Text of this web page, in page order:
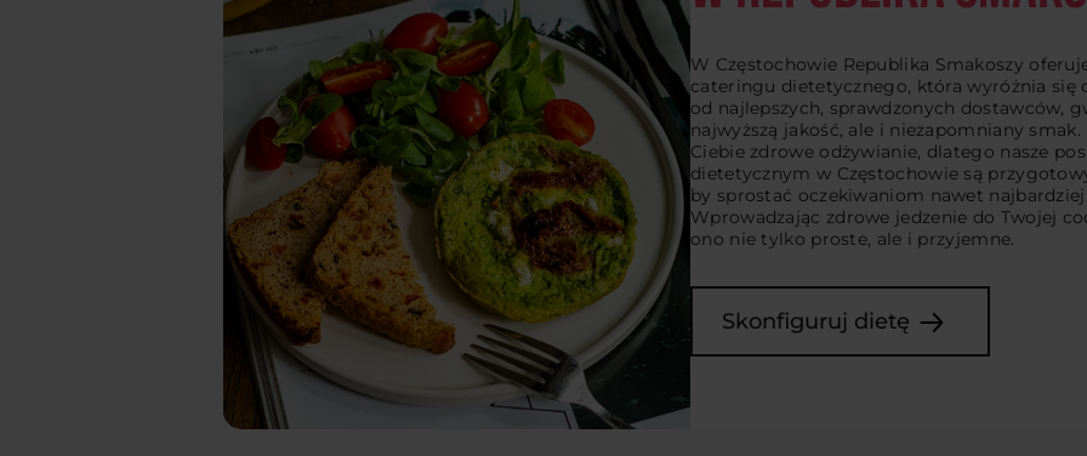
W Częstochowie Republika Smakoszy
cateringu dietetycznego, która wyróżnia się
od najlepszych, sprawdzonych dostawców,
najwyższą jakość, ale i niezapomniany
Ciebie zdrowe odżywianie, dlatego nasze
dietetycznym w Częstochowie są
by sprostać oczekiwaniom nawet
Wprowadzając zdrowe jedzenie do Twojej
ono nie tylko proste, ale i przyjemne.
Skonfiguruj dietę